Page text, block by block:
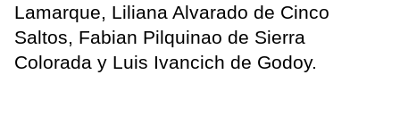
Lamarque, Liliana Alvarado de Cinco
Saltos, Fabian Pilquinao de Sierra
Colorada y Luis Ivancich de Godoy.